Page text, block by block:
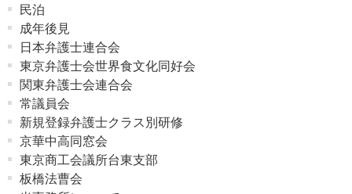
民泊
成年後見
日本弁護士連合会
東京弁護士会世界食文化同好会
関東弁護士会連合会
常議員会
新規登録弁護士クラス別研修
京華中高同窓会
東京商工会議所台東支部
板橋法曹会